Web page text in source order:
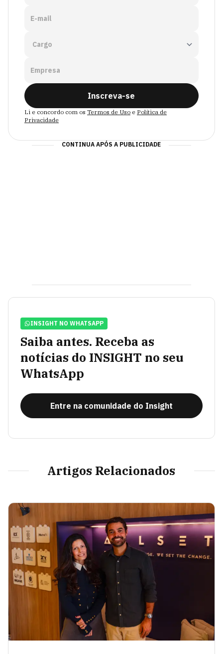
E-mail
Empresa
Inscreva-se
Li e concordo com os Termos de Uso e Política de
Privacidade
CONTINUA APÓS A PUBLICIDADE
INSIGHT NO WHATSAPP
Saiba antes. Receba as
notícias do INSIGHT no seu
WhatsApp
Entre na comunidade do Insight
Artigos Relacionados